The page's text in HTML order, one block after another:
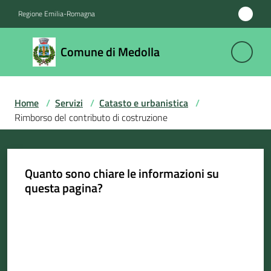
Regione Emilia-Romagna
Comune di Medolla
Comune
di
Medolla
Amministrazione
Servizi
Home / Servizi / Catasto e urbanistica /
Rimborso del contributo di costruzione
Quanto sono chiare le informazioni su
questa pagina?